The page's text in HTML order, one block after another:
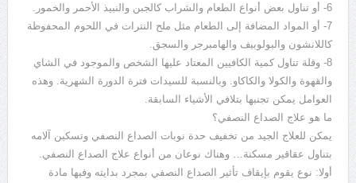
6- أو تناول بعض أنواع الطعام والشراب كالجبن والنبيذ الأحمر والخمور.
7- أو المواد المضافة إلى الطعام مثل ملح النترات في اللحوم المحفوظة
كاللانشون والبولوبيف والهامبرجر والسجق.
8- وقلة تناول كمية الكافيين المعتاد عليها الشخص والموجود في الشاي
والقهوة والكولا والكاكاو. وبالنسبة للسيدات فترة الدورة الشهرية. وهذه
العوامل يمكن تجنبها بتلافي الأشياء السابقة.
ما هو علاج الصداع النصفي؟
يمكن للعلاج الجيد من تخفيف حدة نوبات الصداع النصفي وتسكين آلامه
بتناول عقاقير مسكنة… وهناك نوعان من أنواع علاج الصداع النصفي.
أولا: نوع يقوم بإيقاف تأثير الصداع النصفي بمجرد بدايته وفيها مادة